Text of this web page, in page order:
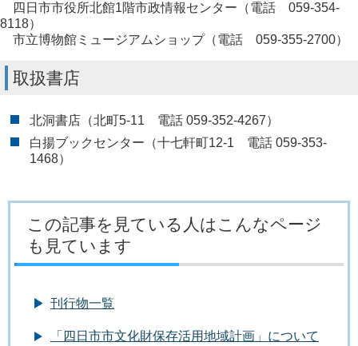
四日市市役所北館1階市政情報センター（電話 059-354-
8118）
市立博物館ミュージアムショップ（電話 059-355-2700）
取扱書店
北洞書店（北町5-11 電話 059-352-4267）
白揚ブックセンター（十七軒町12-1 電話 059-353-
1468）
この記事を見ている人はこんなページ
も見ています
刊行物一覧
「四日市市文化財保存活用地域計画」について